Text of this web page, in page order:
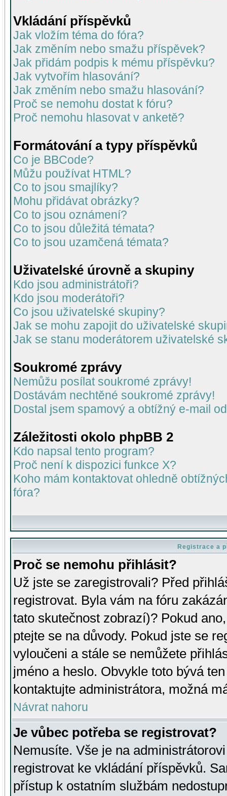
Vkládání příspěvků
Jak vložím téma do fóra?
Jak změním nebo smažu příspěvek?
Jak přidám podpis k mému příspěvku?
Jak vytvořím hlasování?
Jak změním nebo smažu hlasování?
Proč se nemohu dostat k fóru?
Proč nemohu hlasovat v anketě?
Formátování a typy příspěvků
Co je BBCode?
Můžu používat HTML?
Co to jsou smajlíky?
Mohu přidávat obrázky?
Co to jsou oznámení?
Co to jsou důležitá témata?
Co to jsou uzamčená témata?
Uživatelské úrovně a skupiny
Kdo jsou administrátoři?
Kdo jsou moderátoři?
Co jsou uživatelské skupiny?
Jak se mohu zapojit do uživatelské
Jak se stanu moderátorem uživatelské
Soukromé zprávy
Nemůžu posílat soukromé zprávy!
Dostávám nechtěné soukromé zprávy!
Dostal jsem spamový a obtížný e-mail
Záležitosti okolo phpBB 2
Kdo napsal tento program?
Proč není k dispozici funkce X?
Koho mám kontaktovat ohledně
fóra?
Registrace a
Proč se nemohu přihlásit?
Už jste se zaregistrovali? Před
registrovat. Byla vám na fóru
tato skutečnost zobrazí)? Pokud
ptejte se na důvody. Pokud jste se
vyloučeni a stále se nemůžete
jméno a heslo. Obvykle toto bývá
kontaktujte administrátora, možná
Návrat nahoru
Je vůbec potřeba se registrovat?
Nemusíte. Vše je na
registrovat ke vkládání příspěvků.
přístup k ostatním službám